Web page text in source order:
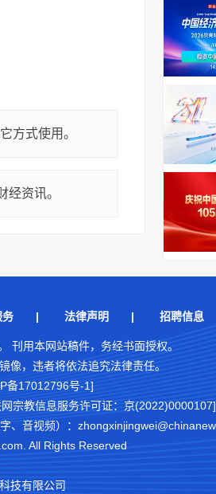
方式使用。
经资讯。
务| 法律声明 | 招聘信息
刊用本网站稿件，务经书面授权。
像，违者将依法追究法律责任。
备17012796号-1]
网宗教信息服务许可证：京(2022)0000107]
、音视频）：
All Rights Reserved
技有限公司